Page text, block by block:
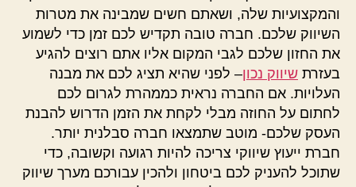
והמקצועיות שלה, ושאתם חשים שמבינה את מטרות
השיווק שלכם. חברה טובה תקדיש לכם זמן כדי לשמוע
את החזון שלכם לגבי המקום אליו אתם רוצים להגיע
בעזרת שיווק נכון– לפני שהיא תציג לכם את מבנה
העלויות. אם החברה נראית כממהרת לגרום לכם
לחתום על החוזה מבלי לקחת את הזמן הדרוש להבנת
העסק שלכם- מוטב שתמצאו חברה סבלנית יותר.
חברת ייעוץ שיווקי צריכה להיות רגועה וקשובה, כדי
שתוכל להעניק לכם ביטחון ולהכין עבורכם מערך שיווק